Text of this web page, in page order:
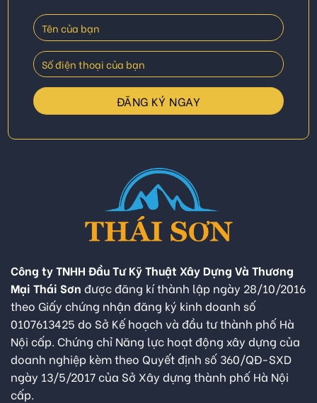
Công ty TNHH Đầu Tư Kỹ Thuật Xây Dựng Và Thương
Mại Thái Sơn được đăng kí thành lập ngày 28/10/2016
theo Giấy chứng nhận đăng ký kinh doanh số
0107613425 do Sở Kế hoạch và đầu tư thành phố Hà
Nội cấp. Chứng chỉ Năng lực hoạt động xây dựng của
doanh nghiệp kèm theo Quyết định số 360/QĐ-SXD
ngày 13/5/2017 của Sở Xây dựng thành phố Hà Nội
cấp.